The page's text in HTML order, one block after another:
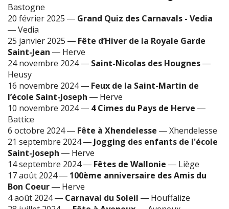
Bastogne
20 février 2025 ― Grand Quiz des Carnavals - Vedia
―Vedia
25 janvier 2025 ― Fête d’Hiver de la Royale Garde
Saint-Jean ― Herve
24 novembre 2024― Saint-Nicolas des Hougnes―
Heusy
16 novembre 2024― Feux de la Saint-Martin de
l’école Saint-Joseph ― Herve
10 novembre 2024― 4 Cimes du Pays de Herve ―
Battice
6 octobre 2024― Fête à Xhendelesse ―Xhendelesse
21 septembre 2024― Jogging des enfants de l'école
Saint-Joseph ― Herve
14 septembre 2024― Fêtes de Wallonie ― Liège
17 août 2024― 100ème anniversaire des Amis du
Bon Coeur― Herve
4 août 2024― Carnaval du Soleil ― Houffalize